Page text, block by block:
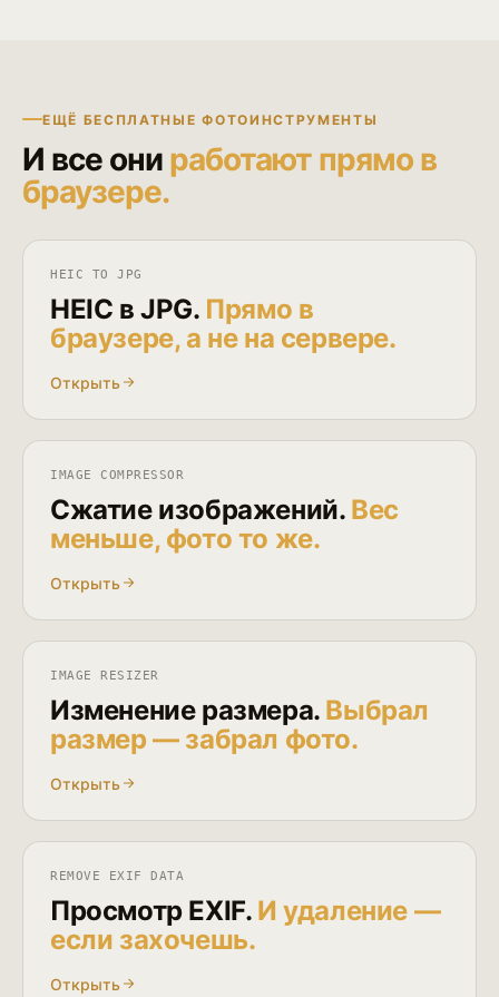
ЕЩЁ БЕСПЛАТНЫЕ ФОТОИНСТРУМЕНТЫ
И все они работают прямо в
браузере.
HEIC TO JPG
HEIC в JPG. Прямо в
браузере, а не на сервере.
Открыть
IMAGE COMPRESSOR
Сжатие изображений. Вес
меньше, фото то же.
Открыть
IMAGE RESIZER
Изменение размера. Выбрал
размер — забрал фото.
Открыть
REMOVE EXIF DATA
Просмотр EXIF. И удаление —
если захочешь.
Открыть